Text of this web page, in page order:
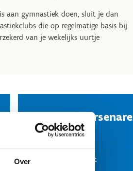
Over
aan gymnastiek doen, sluit je dan
die op regelmatige basis bij
van je wekelijks uurtje
Turnclub Varsenare
- Oostkamp
Stuur een bericht